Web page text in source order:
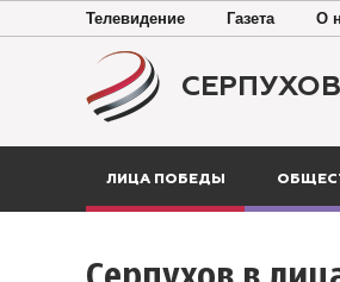
Телевидение Газета О
ЛИЦА ПОБЕДЫ